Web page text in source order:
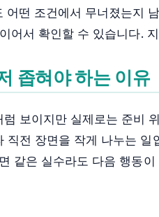
어떤 조건에서 무너졌는지
어서 확인할 수 있습니다.
좁혀야 하는 이유
보이지만 실제로는 준비
직전 장면을 작게 나누는
같은 실수라도 다음 행동이